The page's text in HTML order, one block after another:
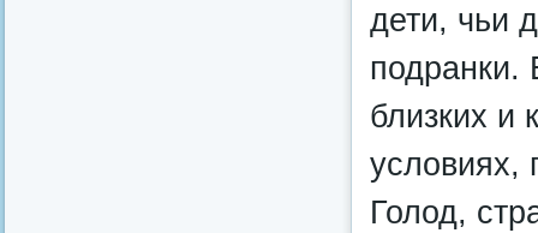
дети, чьи
подранки.
близких и
условиях,
Голод,